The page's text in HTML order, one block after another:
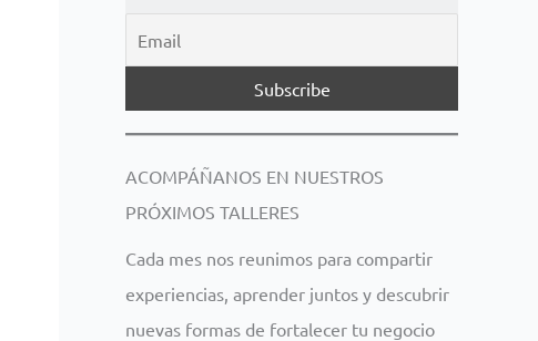
ACOMPÁÑANOS EN NUESTROS
PRÓXIMOS TALLERES
Cada mes nos reunimos para compartir
experiencias, aprender juntos y descubrir
nuevas formas de fortalecer tu negocio